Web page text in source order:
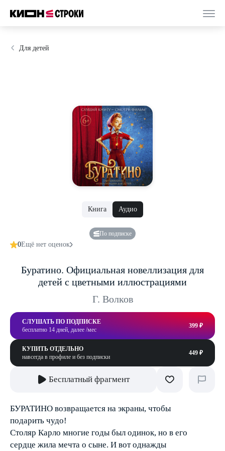
Для детей
Книга Аудио
По подписке
0Ещё нет оценок
Буратино. Официальная новеллизация для
детей с цветными иллюстрациями
Г. Волков
СЛУШАТЬ ПО ПОДПИСКЕ
бесплатно 14 дней, далее /мес
399 ₽
КУПИТЬ ОТДЕЛЬНО
навсегда в профиле и без подписки
449 ₽
Бесплатный фрагмент
БУРАТИНО возвращается на экраны, чтобы
подарить чудо!
Столяр Карло многие годы был одинок, но в его
сердце жила мечта о сыне. И вот однажды